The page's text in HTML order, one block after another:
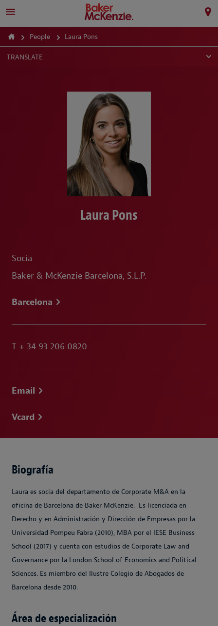
People Laura Pons
TRANSLATE
Laura Pons
Socia
Baker & McKenzie Barcelona, S.L.P.
Barcelona
T + 34 93 206 0820
Email
Vcard
Biografía
Laura es socia del departamento de Corporate M&A en la
oficina de Barcelona de Baker McKenzie. Es licenciada en
Derecho y en Administración y Dirección de Empresas por la
Universidad Pompeu Fabra (2010), MBA por el IESE Business
School (2017) y cuenta con estudios de Corporate Law and
Governance por la London School of Economics and Political
Sciences. Es miembro del Ilustre Colegio de Abogados de
Barcelona desde 2010.
Área de especialización